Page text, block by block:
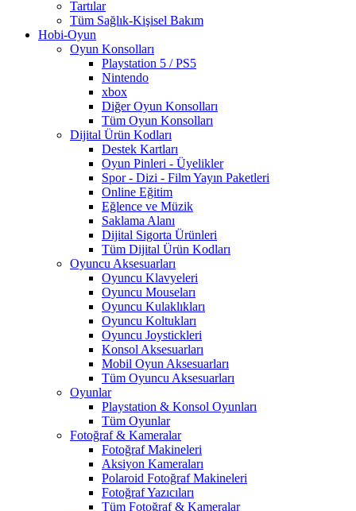
Tartılar
Tüm Sağlık-Kişisel Bakım
Hobi-Oyun
Oyun Konsolları
Playstation 5 / PS5
Nintendo
xbox
Diğer Oyun Konsolları
Tüm Oyun Konsolları
Dijital Ürün Kodları
Destek Kartları
Oyun Pinleri - Üyelikler
Spor - Dizi - Film Yayın Paketleri
Online Eğitim
Eğlence ve Müzik
Saklama Alanı
Dijital Sigorta Ürünleri
Tüm Dijital Ürün Kodları
Oyuncu Aksesuarları
Oyuncu Klavyeleri
Oyuncu Mouseları
Oyuncu Kulaklıkları
Oyuncu Koltukları
Oyuncu Joystickleri
Konsol Aksesuarları
Mobil Oyun Aksesuarları
Tüm Oyuncu Aksesuarları
Oyunlar
Playstation & Konsol Oyunları
Tüm Oyunlar
Fotoğraf & Kameralar
Fotoğraf Makineleri
Aksiyon Kameraları
Polaroid Fotoğraf Makineleri
Fotoğraf Yazıcıları
Tüm Fotoğraf & Kameralar